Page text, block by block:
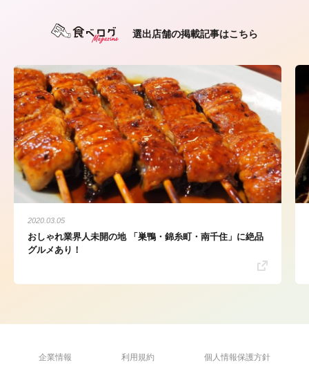
選出店舗の掲載記事はこちら
2020.03.05
おしゃれ業界人未開の地 「巣鴨・錦糸町・南千住」に絶品
グルメあり！
企業情報 利用規約 個人情報保護方針